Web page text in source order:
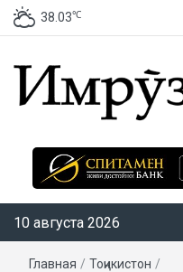
38.03℃
10 августа 2026
Главная / Тоҷикистон /